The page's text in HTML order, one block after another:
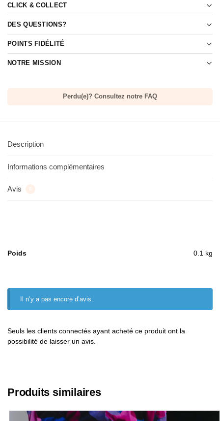
CLICK & COLLECT
DES QUESTIONS?
POINTS FIDÉLITÉ
NOTRE MISSION
Perdu(e)? Consultez notre FAQ
Description
Informations complémentaires
Avis 0
Poids 0.1 kg
Il n’y a pas encore d’avis.
Seuls les clients connectés ayant acheté ce produit ont la
possibilité de laisser un avis.
Produits similaires